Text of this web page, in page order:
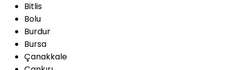
Bitlis
Bolu
Burdur
Bursa
Çanakkale